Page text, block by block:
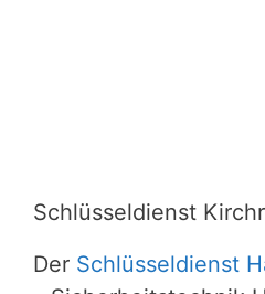
Schlüsseldienst
Der Schlüsseldienst